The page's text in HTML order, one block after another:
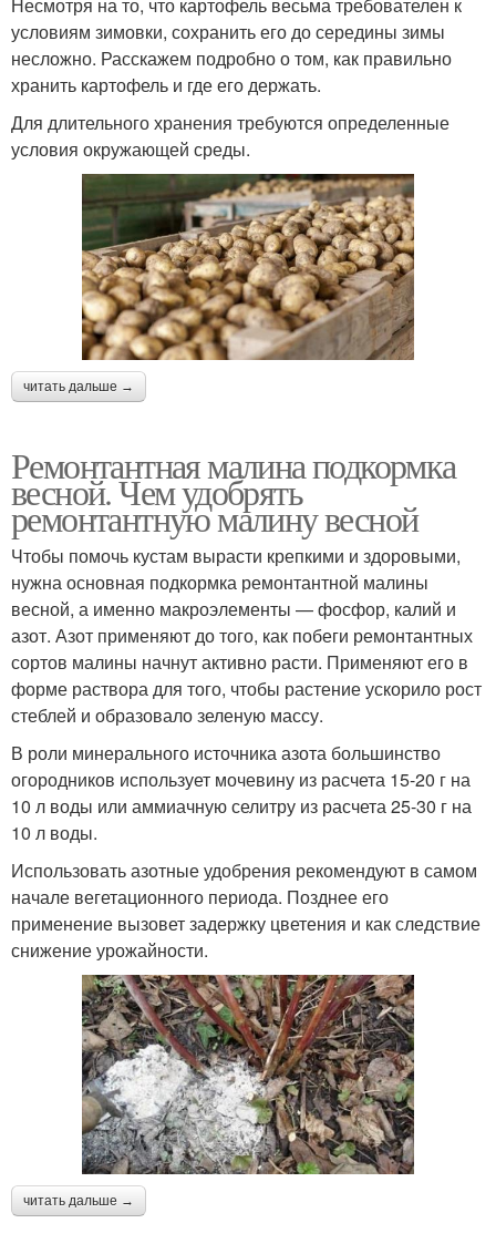
условиям зимовки, сохранить его до середины зимы
несложно. Расскажем подробно о том, как правильно
хранить картофель и где его держать.
Для длительного хранения требуются определенные
условия окружающей среды.
читать дальше →
Ремонтантная малина подкормка
весной. Чем удобрять
ремонтантную малину весной
Чтобы помочь кустам вырасти крепкими и здоровыми,
нужна основная подкормка ремонтантной малины
весной, а именно макроэлементы — фосфор, калий и
азот. Азот применяют до того, как побеги ремонтантных
сортов малины начнут активно расти. Применяют его в
форме раствора для того, чтобы растение ускорило рост
стеблей и образовало зеленую массу.
В роли минерального источника азота большинство
огородников использует мочевину из расчета 15-20 г на
10 л воды или аммиачную селитру из расчета 25-30 г на
10 л воды.
Использовать азотные удобрения рекомендуют в самом
начале вегетационного периода. Позднее его
применение вызовет задержку цветения и как следствие
снижение урожайности.
читать дальше →